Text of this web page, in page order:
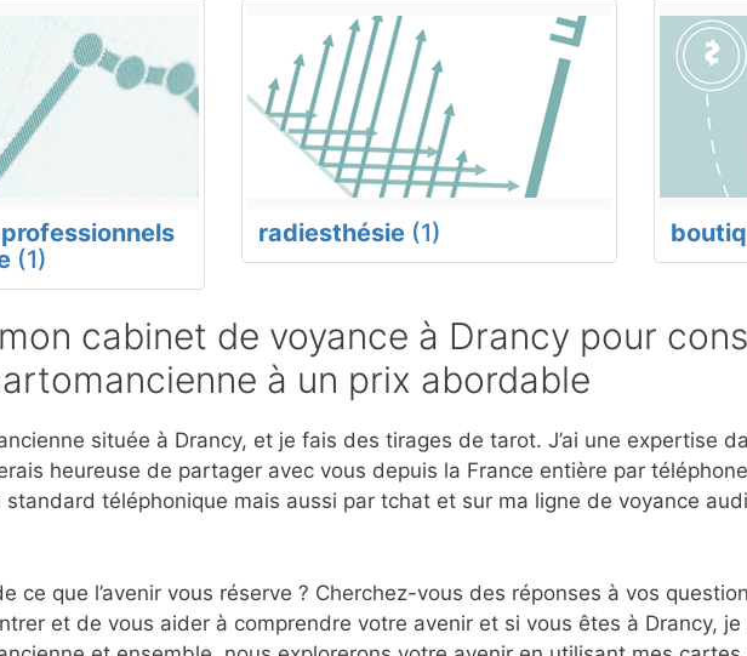
(1)
radiesthésie (1)
cabinet de voyance à Drancy pour
à un prix abordable
située à Drancy, et je fais des tirages de tarot. J’ai une expertise
heureuse de partager avec vous depuis la France entière par
téléphonique mais aussi par tchat et sur ma ligne de voyance
ce que l’avenir vous réserve ? Cherchez-vous des réponses à vos
et de vous aider à comprendre votre avenir et si vous êtes à Drancy,